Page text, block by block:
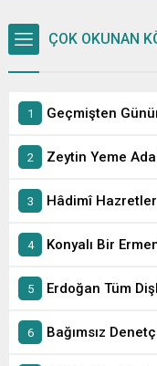
ÇOK OKUNAN
Zeytin Yeme
Hâdimî
Erdoğan Tüm